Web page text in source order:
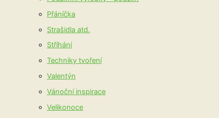
Přáníčka
Strašidla atd.
Stříhání
Techniky tvoření
Valentýn
Vánoční inspirace
Velikonoce